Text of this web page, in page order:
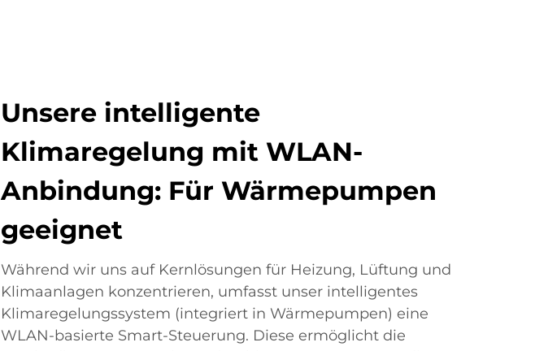
Unsere intelligente
Klimaregelung mit WLAN-
Anbindung: Für Wärmepumpen
geeignet
Während wir uns auf Kernlösungen für Heizung, Lüftung und
Klimaanlagen konzentrieren, umfasst unser intelligentes
Klimaregelungssystem (integriert in Wärmepumpen) eine
WLAN-basierte Smart-Steuerung. Diese ermöglicht die